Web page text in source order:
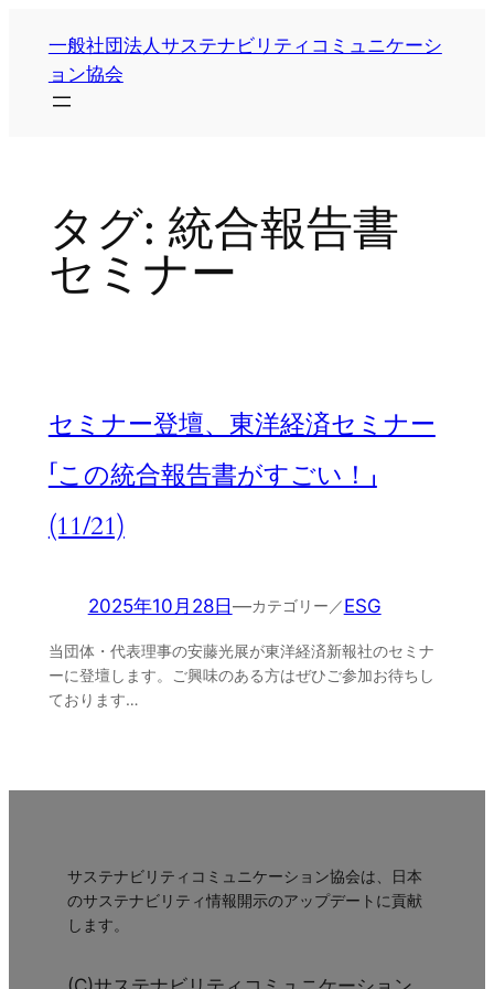
一般社団法人サステナビリティコミュニケーシ
ョン協会
タグ: 統合報告書
セミナー
セミナー登壇、東洋経済セミナー
「この統合報告書がすごい！」
(11/21)
2025年10月28日—カテゴリー／ESG
当団体・代表理事の安藤光展が東洋経済新報社のセミナ
ーに登壇します。ご興味のある方はぜひご参加お待ちし
ております…
サステナビリティコミュニケーション協会は、日本
のサステナビリティ情報開示のアップデートに貢献
します。